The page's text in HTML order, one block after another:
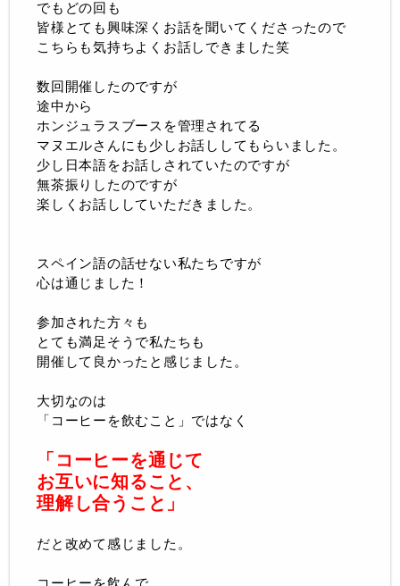
でもどの回も
皆様とても興味深くお話を聞いてくださったので
こちらも気持ちよくお話しできました笑
数回開催したのですが
途中から
ホンジュラスブースを管理されてる
マヌエルさんにも少しお話ししてもらいました。
少し日本語をお話しされていたのですが
無茶振りしたのですが
楽しくお話ししていただきました。
スペイン語の話せない私たちですが
心は通じました！
参加された方々も
とても満足そうで私たちも
開催して良かったと感じました。
大切なのは
「コーヒーを飲むこと」ではなく
「コーヒーを通じて
お互いに知ること、
理解し合うこと」
だと改めて感じました。